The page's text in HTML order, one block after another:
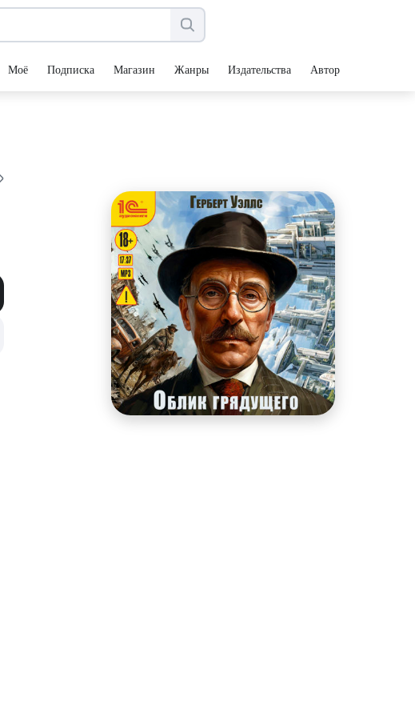
Моё Подписка Магазин Жанры Издательства Авторы